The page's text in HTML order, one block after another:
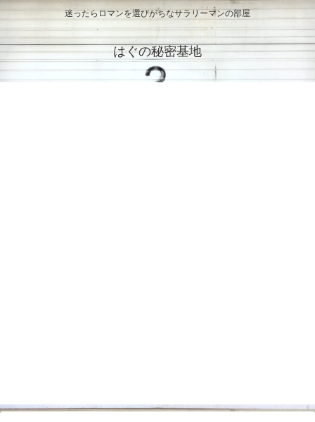
迷ったらロマンを選びがちなサラリーマンの部屋
はぐの秘密基地